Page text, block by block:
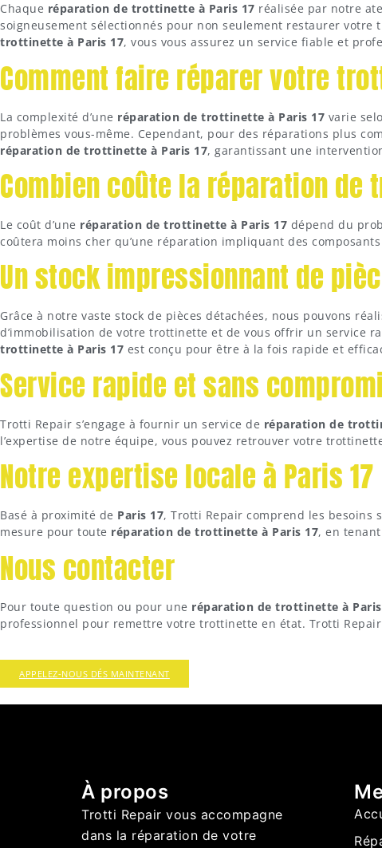
Chaque réparation de trottinette à Paris 17 réalisée par notre
soigneusement sélectionnés pour non seulement restaurer
trottinette à Paris 17, vous vous assurez un service fiable et
Comment faire réparer votre
La complexité d’une réparation de trottinette à Paris 17 varie
problèmes vous-même. Cependant, pour des réparations plus
réparation de trottinette à Paris 17, garantissant une
Combien coûte la réparation de
Le coût d’une réparation de trottinette à Paris 17 dépend du
coûtera moins cher qu’une réparation impliquant des
Un stock impressionnant de
Grâce à notre vaste stock de pièces détachées, nous pouvons
d’immobilisation de votre trottinette et de vous offrir un service
trottinette à Paris 17 est conçu pour être à la fois rapide et
Service rapide et sans
Trotti Repair s’engage à fournir un service de réparation de
l’expertise de notre équipe, vous pouvez retrouver votre
Notre expertise locale à Paris 17
Basé à proximité de Paris 17, Trotti Repair comprend les besoins
mesure pour toute réparation de trottinette à Paris 17, en
Nous contacter
Pour toute question ou pour une réparation de trottinette à
professionnel pour remettre votre trottinette en état. Trotti
APPELEZ-NOUS DÉS MAINTENANT
À propos
Trotti Repair vous accompagne
dans la réparation de votre